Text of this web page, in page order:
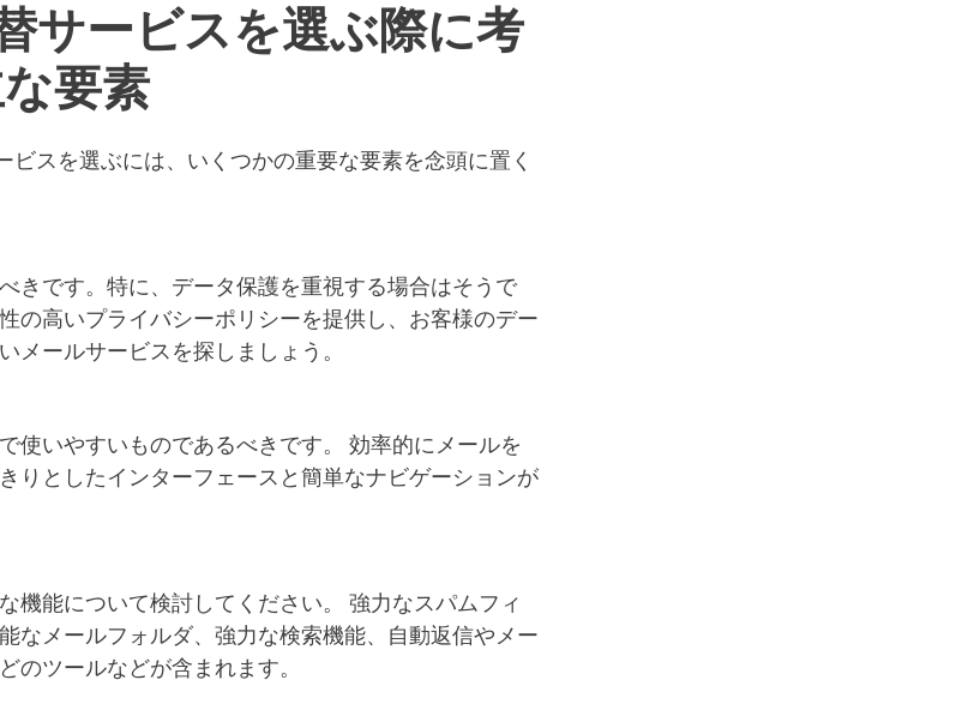
サービスを選ぶ際に考
要素
ビスを選ぶには、いくつかの重要な要素を念頭に置く
きです。特に、データ保護を重視する場合はそうで
の高いプライバシーポリシーを提供し、お客様のデー
メールサービスを探しましょう。
使いやすいものであるべきです。 効率的にメールを
りとしたインターフェースと簡単なナビゲーションが
機能について検討してください。 強力なスパムフィ
なメールフォルダ、強力な検索機能、自動返信やメー
のツールなどが含まれます。